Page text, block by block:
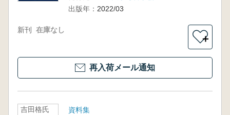
出版年： 2022/03
新刊 在庫なし
＋
再入荷メール通知
吉田格氏
資料集